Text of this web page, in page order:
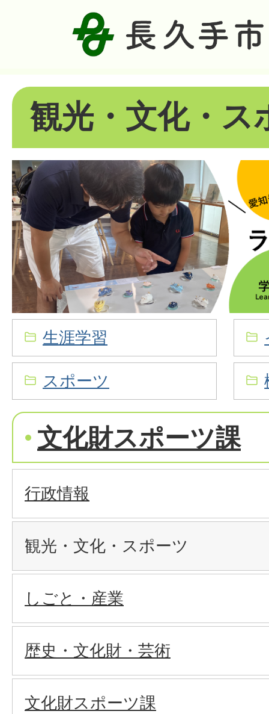
観光・文化・ス
生涯学習
スポーツ
文化財スポーツ課
行政情報
観光・文化・スポーツ
しごと・産業
歴史・文化財・芸術
文化財スポーツ課